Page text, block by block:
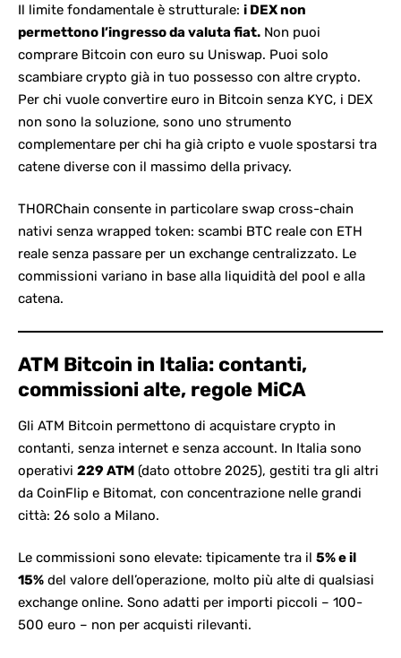
Il limite fondamentale è strutturale: i DEX non
permettono l’ingresso da valuta fiat. Non puoi
comprare Bitcoin con euro su Uniswap. Puoi solo
scambiare crypto già in tuo possesso con altre crypto.
Per chi vuole convertire euro in Bitcoin senza KYC, i DEX
non sono la soluzione, sono uno strumento
complementare per chi ha già cripto e vuole spostarsi tra
catene diverse con il massimo della privacy.
THORChain consente in particolare swap cross-chain
nativi senza wrapped token: scambi BTC reale con ETH
reale senza passare per un exchange centralizzato. Le
commissioni variano in base alla liquidità del pool e alla
catena.
ATM Bitcoin in Italia: contanti,
commissioni alte, regole MiCA
Gli ATM Bitcoin permettono di acquistare crypto in
contanti, senza internet e senza account. In Italia sono
operativi 229 ATM (dato ottobre 2025), gestiti tra gli altri
da CoinFlip e Bitomat, con concentrazione nelle grandi
città: 26 solo a Milano.
Le commissioni sono elevate: tipicamente tra il 5% e il
15% del valore dell’operazione, molto più alte di qualsiasi
exchange online. Sono adatti per importi piccoli – 100-
500 euro – non per acquisti rilevanti.